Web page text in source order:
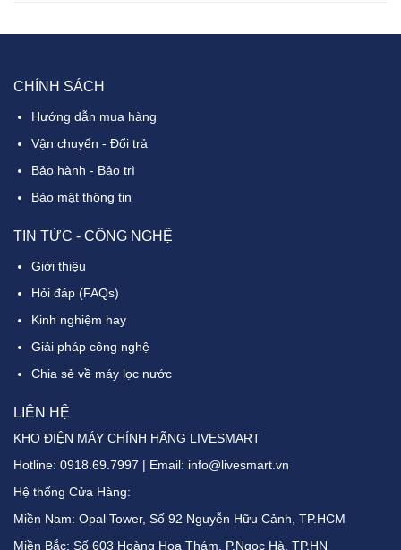
CHÍNH SÁCH
Hướng dẫn mua hàng
Vận chuyển - Đổi trả
Bảo hành - Bảo trì
Bảo mật thông tin
TIN TỨC - CÔNG NGHỆ
Giới thiệu
Hỏi đáp (FAQs)
Kinh nghiệm hay
Giải pháp công nghệ
Chia sẻ về máy lọc nước
LIÊN HỆ
KHO ĐIỆN MÁY CHÍNH HÃNG LIVESMART
Hotline: 0918.69.7997 | Email: info@livesmart.vn
Hệ thống Cửa Hàng:
Miền Nam: Opal Tower, Số 92 Nguyễn Hữu Cảnh, TP.HCM
Miền Bắc: Số 603 Hoàng Hoa Thám, P.Ngọc Hà, TP.HN